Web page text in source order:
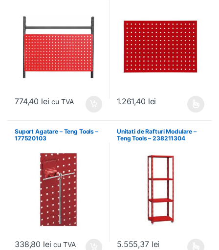
774,40 lei cu TVA 1.261,40 lei
Suport Agatare – Teng Tools –
177520103
338,80 lei cu TVA
Unitati de Rafturi Modulare –
Teng Tools – 238211304
5.555,37 lei